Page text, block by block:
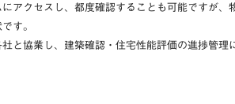
アクセスし、都度確認することも可能ですが、
す。
と協業し、建築確認・住宅性能評価の進捗管理